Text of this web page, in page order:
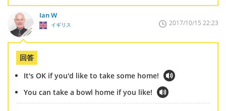
Ian W
イギリス 2017/10/15 22:23
回答
It's OK if you'd like to take some home!
You can take a bowl home if you like!